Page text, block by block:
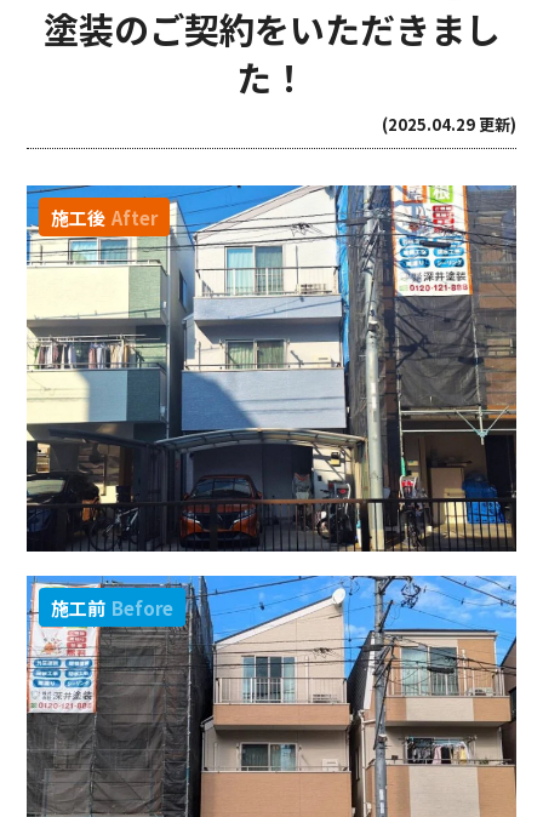
塗装のご契約をいただきまし
た！
(2025.04.29 更新)
施工後 After
施工前 Before